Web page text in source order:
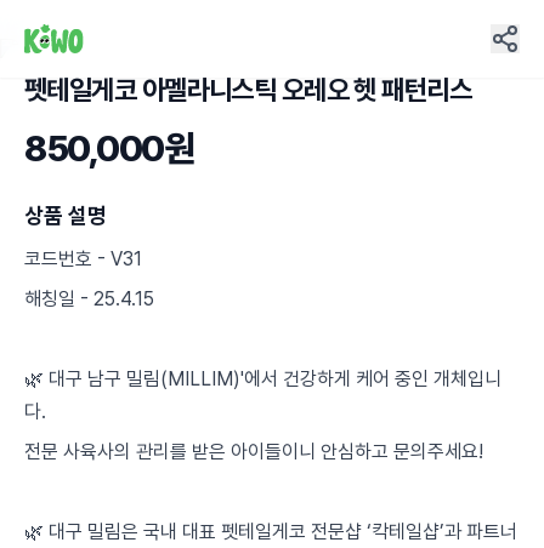
펫테일게코 아멜라니스틱 오레오 헷 패턴리스
850,000원
상품 설명
코드번호 - V31
해칭일 - 25.4.15
🌿 대구 남구 밀림(MILLIM)'에서 건강하게 케어 중인 개체입니
다.
전문 사육사의 관리를 받은 아이들이니 안심하고 문의주세요!
🌿 대구 밀림은 국내 대표 펫테일게코 전문샵 ‘칵테일샵’과 파트너